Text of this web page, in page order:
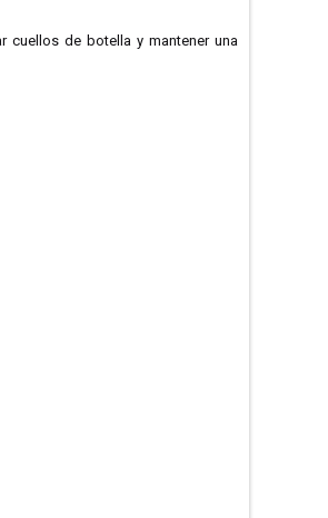
cuellos de botella y mantener una